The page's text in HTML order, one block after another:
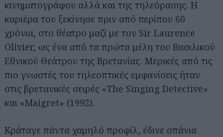
κινηματογράφου αλλά και της τηλεόρασης. H
καριέρα του ξεκίνησε πριν από περίπου 60
χρόνια, στο θέατρο μαζί με τον Sir Laurence
Olivier, ως ένα από τα πρώτα μέλη του Βασιλικού
Εθνικού Θεάτρου της Βρετανίας. Μερικές από τις
πιο γνωστές του τηλεοπτικές εμφανίσεις ήταν
στις βρετανικές σειρές «The Singing Detective»
και «Maigret» (1992).
Kράταγε πάντα χαμηλό προφίλ, έδινε σπάνια